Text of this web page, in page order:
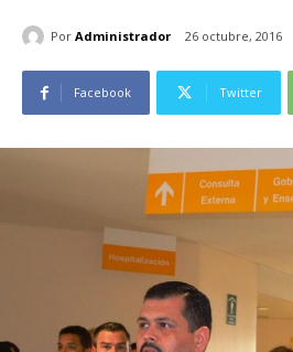
Por Administrador 26 octubre, 2016
Facebook Twitter